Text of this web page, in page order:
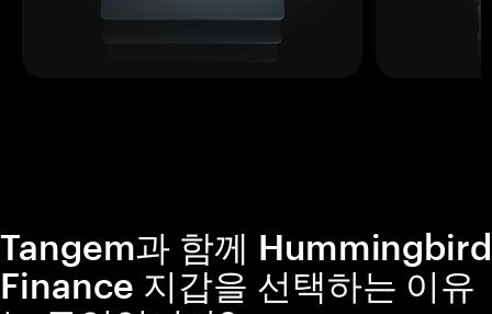
Tangem과 함께 Hummingbird
Finance 지갑을 선택하는 이유